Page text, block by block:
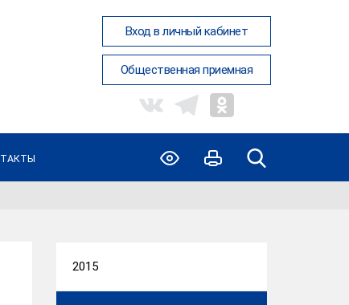
Вход в личный кабинет
Общественная приемная
2015